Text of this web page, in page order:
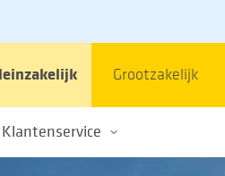
Grootzakelijk
Klantenservice